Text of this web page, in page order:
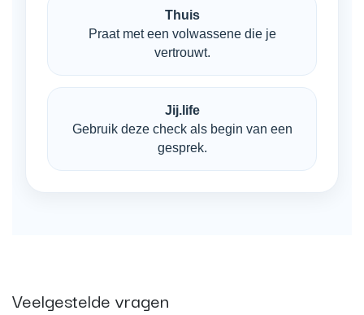
Thuis
Praat met een volwassene die je
vertrouwt.
Jij.life
Gebruik deze check als begin van een
gesprek.
Veelgestelde vragen